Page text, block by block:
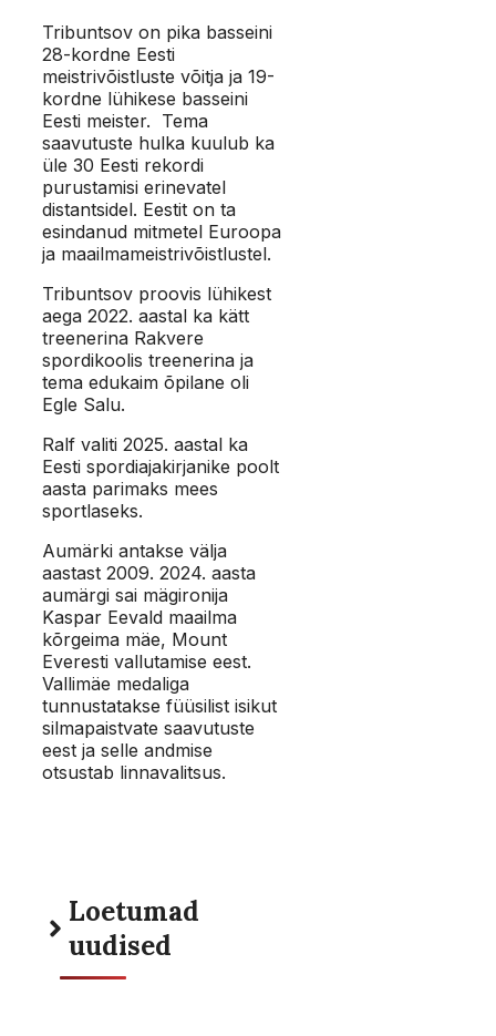
Tribuntsov on pika basseini
28-kordne Eesti
meistrivõistluste võitja ja 19-
kordne lühikese basseini
Eesti meister. Tema
saavutuste hulka kuulub ka
üle 30 Eesti rekordi
purustamisi erinevatel
distantsidel. Eestit on ta
esindanud mitmetel Euroopa
ja maailmameistrivõistlustel.
Tribuntsov proovis lühikest
aega 2022. aastal ka kätt
treenerina Rakvere
spordikoolis treenerina ja
tema edukaim õpilane oli
Egle Salu.
Ralf valiti 2025. aastal ka
Eesti spordiajakirjanike poolt
aasta parimaks mees
sportlaseks.
Aumärki antakse välja
aastast 2009. 2024. aasta
aumärgi sai mägironija
Kaspar Eevald maailma
kõrgeima mäe, Mount
Everesti vallutamise eest.
Vallimäe medaliga
tunnustatakse füüsilist isikut
silmapaistvate saavutuste
eest ja selle andmise
otsustab linnavalitsus.
Loetumad
uudised